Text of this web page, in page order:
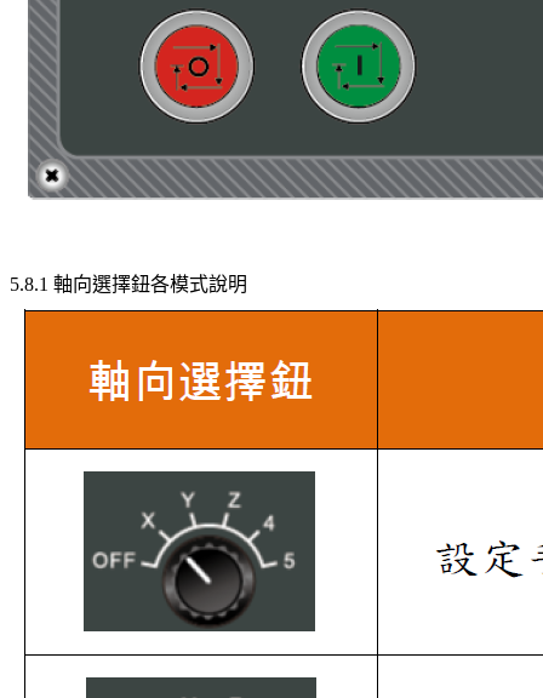
5.8.1 軸向選擇鈕各模式說明